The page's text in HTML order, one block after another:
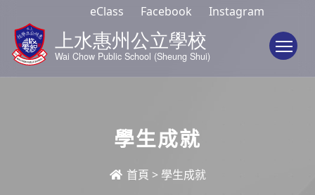
eClass Facebook Instagram
學生成就
首頁 > 學生成就